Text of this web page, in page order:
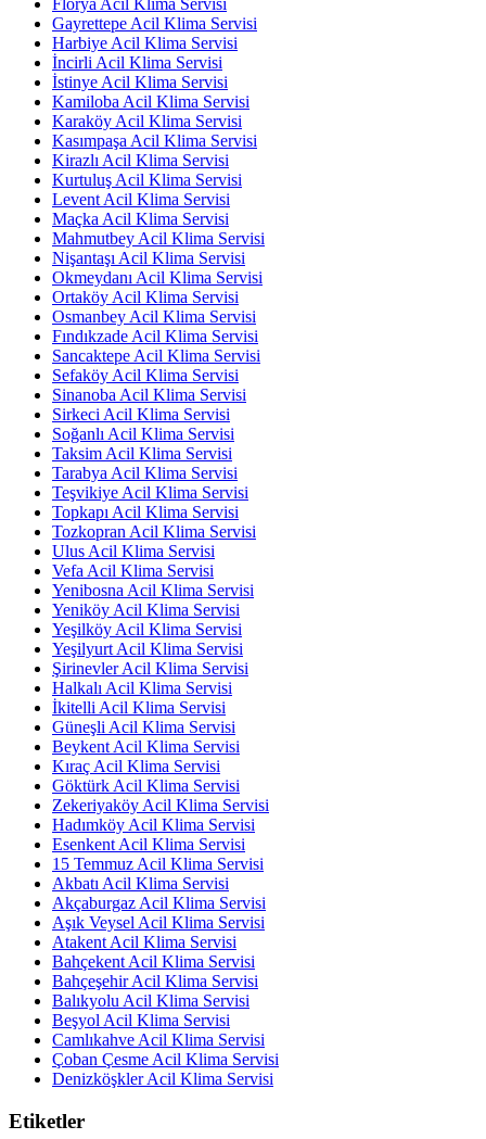
Florya Acil Klima Servisi
Gayrettepe Acil Klima Servisi
Harbiye Acil Klima Servisi
İncirli Acil Klima Servisi
İstinye Acil Klima Servisi
Kamiloba Acil Klima Servisi
Karaköy Acil Klima Servisi
Kasımpaşa Acil Klima Servisi
Kirazlı Acil Klima Servisi
Kurtuluş Acil Klima Servisi
Levent Acil Klima Servisi
Maçka Acil Klima Servisi
Mahmutbey Acil Klima Servisi
Nişantaşı Acil Klima Servisi
Okmeydanı Acil Klima Servisi
Ortaköy Acil Klima Servisi
Osmanbey Acil Klima Servisi
Fındıkzade Acil Klima Servisi
Sancaktepe Acil Klima Servisi
Sefaköy Acil Klima Servisi
Sinanoba Acil Klima Servisi
Sirkeci Acil Klima Servisi
Soğanlı Acil Klima Servisi
Taksim Acil Klima Servisi
Tarabya Acil Klima Servisi
Teşvikiye Acil Klima Servisi
Topkapı Acil Klima Servisi
Tozkopran Acil Klima Servisi
Ulus Acil Klima Servisi
Vefa Acil Klima Servisi
Yenibosna Acil Klima Servisi
Yeniköy Acil Klima Servisi
Yeşilköy Acil Klima Servisi
Yeşilyurt Acil Klima Servisi
Şirinevler Acil Klima Servisi
Halkalı Acil Klima Servisi
İkitelli Acil Klima Servisi
Güneşli Acil Klima Servisi
Beykent Acil Klima Servisi
Kıraç Acil Klima Servisi
Göktürk Acil Klima Servisi
Zekeriyaköy Acil Klima Servisi
Hadımköy Acil Klima Servisi
Esenkent Acil Klima Servisi
15 Temmuz Acil Klima Servisi
Akbatı Acil Klima Servisi
Akçaburgaz Acil Klima Servisi
Aşık Veysel Acil Klima Servisi
Atakent Acil Klima Servisi
Bahçekent Acil Klima Servisi
Bahçeşehir Acil Klima Servisi
Balıkyolu Acil Klima Servisi
Beşyol Acil Klima Servisi
Camlıkahve Acil Klima Servisi
Çoban Çesme Acil Klima Servisi
Denizköşkler Acil Klima Servisi
Etiketler